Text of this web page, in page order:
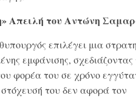
Απειλή του Αντώνη
επιλέγει μια
εμφάνισης, σχεδιάζοντας
φορέα του σε χρόνο
του δεν αφορά τον